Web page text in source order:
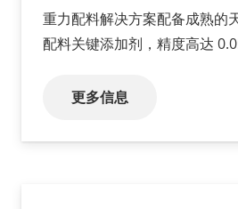
重力配料解决方案配备成熟的
配料关键添加剂，精度高达
更多信息